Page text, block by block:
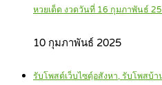
หวยเด็ด งวดวันที่ 16 กุมภาพันธ์
10 กุมภาพันธ์ 2025
รับโพสต์เว็บไซตฺ์อสังหา, รับโพสบ้